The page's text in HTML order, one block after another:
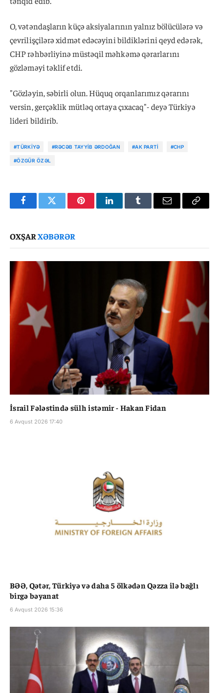
O, vətəndaşların küçə aksiyalarının yalnız bölücülərə və
çevrilişçilərə xidmət edəcəyini bildiklərini qeyd edərək,
CHP rəhbərliyinə müstəqil məhkəmə qərarlarını
gözləməyi təklif etdi.
"Gözləyin, səbirli olun. Hüquq orqanlarımız qərarını
versin, gerçəklik mütləq ortaya çıxacaq"- deyə Türkiyə
lideri bildirib.
#TÜRKIYƏ #RƏCƏB TAYYIB ƏRDOĞAN #AK PARTI #CHP
#ÖZGÜR ÖZƏL
FacebookTwitter PinterestLinkedInTumblr Email
Copy
OXŞARXƏBƏRƏR
İsrail Fələstində sülh istəmir - Hakan Fidan
6 Avqust 2026 17:40
BƏƏ, Qətər, Türkiyə və daha 5 ölkədən Qəzza ilə bağlı
birgə bəyanat
6 Avqust 2026 15:36